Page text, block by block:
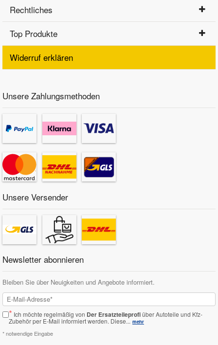
Rechtliches
Top Produkte
Widerruf erklären
Unsere Zahlungsmethoden
Unsere Versender
Newsletter abonnieren
Bleiben Sie über Neuigkeiten und Angebote informiert.
* Ich möchte regelmäßig von Der Ersatzteileprofiüber Autoteile und Kfz-
Zubehör per E-Mail informiert werden. Diese... mehr
* notwendige Eingabe